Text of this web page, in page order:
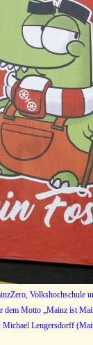
Volkshochschule
Motto „Mainz ist
Michael Lengersdorff